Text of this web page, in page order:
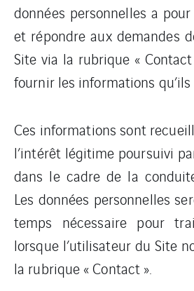
données personnelles a
et répondre aux demandes
Site via la rubrique «
fournir les informations
Ces informations sont
l’intérêt légitime poursuivi
dans le cadre de la
Les données personnelles
temps nécessaire pour
lorsque l’utilisateur du Site
la rubrique « Contact ».